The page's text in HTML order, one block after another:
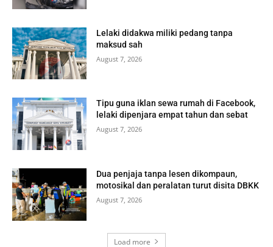
Lelaki didakwa miliki pedang tanpa
maksud sah
August 7, 2026
Tipu guna iklan sewa rumah di Facebook,
lelaki dipenjara empat tahun dan sebat
August 7, 2026
Dua penjaja tanpa lesen dikompaun,
motosikal dan peralatan turut disita DBKK
August 7, 2026
Load more